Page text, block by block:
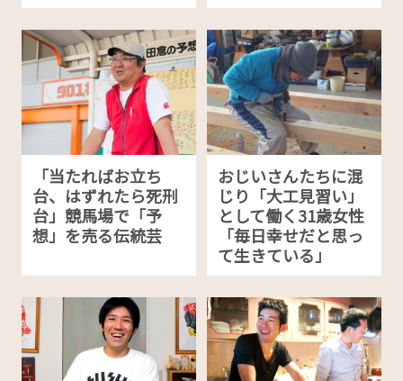
「当たればお立ち
台、はずれたら死刑
台」競馬場で「予
想」を売る伝統芸
おじいさんたちに混
じり「大工見習い」
として働く31歳女性
「毎日幸せだと思っ
て生きている」